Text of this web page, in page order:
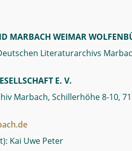
MARBACH WEIMAR
Literaturarchivs
E. V.
Marbach, Schillerhöhe 8-10,
Kai Uwe Peter